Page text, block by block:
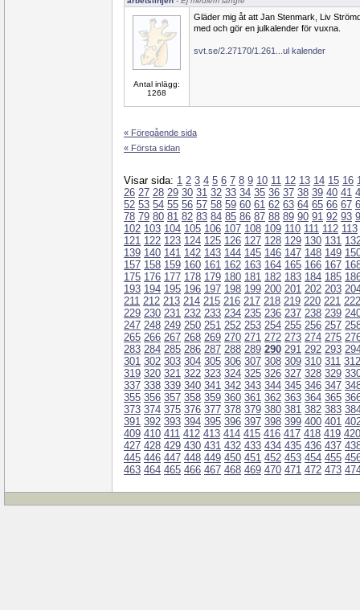
Antal inlägg:
1268
Gläder mig åt att Jan Stenmark, Liv
med och gör en julkalender för vuxna.
svt.se/2.27170/1.261...ul kalender
« Föregående sida
« Första sidan
Visar sida: 1 2 3 4 5 6 7 8 9 10 11 12 13 14 15 16
26 27 28 29 30 31 32 33 34 35 36 37 38 39 40 41
52 53 54 55 56 57 58 59 60 61 62 63 64 65 66 67
78 79 80 81 82 83 84 85 86 87 88 89 90 91 92 93
102 103 104 105 106 107 108 109 110 111 112 113
121 122 123 124 125 126 127 128 129 130 131
139 140 141 142 143 144 145 146 147 148 149
157 158 159 160 161 162 163 164 165 166 167
175 176 177 178 179 180 181 182 183 184 185
193 194 195 196 197 198 199 200 201 202 203
211 212 213 214 215 216 217 218 219 220 221 222
229 230 231 232 233 234 235 236 237 238 239
247 248 249 250 251 252 253 254 255 256 257
265 266 267 268 269 270 271 272 273 274 275
283 284 285 286 287 288 289 290 291 292 293
301 302 303 304 305 306 307 308 309 310 311 312
319 320 321 322 323 324 325 326 327 328 329
337 338 339 340 341 342 343 344 345 346 347
355 356 357 358 359 360 361 362 363 364 365
373 374 375 376 377 378 379 380 381 382 383
391 392 393 394 395 396 397 398 399 400 401
409 410 411 412 413 414 415 416 417 418 419 420
427 428 429 430 431 432 433 434 435 436 437
445 446 447 448 449 450 451 452 453 454 455
463 464 465 466 467 468 469 470 471 472 473